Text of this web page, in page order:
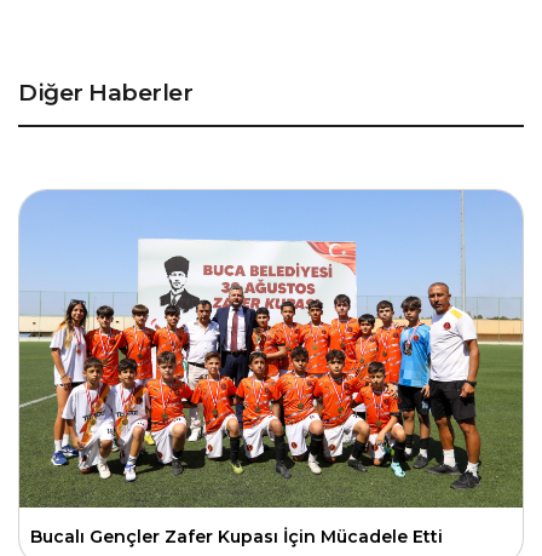
Diğer Haberler
Bucalı Gençler Zafer Kupası İçin Mücadele Etti